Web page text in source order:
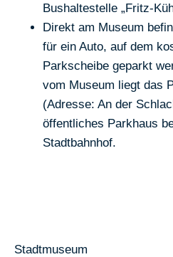
Bushaltestelle „Fritz-
Direkt am Museum
für ein Auto, auf dem
Parkscheibe geparkt
vom Museum liegt das
(Adresse: An der
öffentliches Parkhaus
Stadtbahnhof.
Stadtmuseum